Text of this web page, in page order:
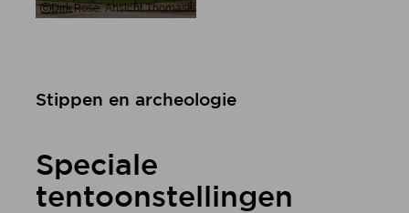
Dirk Rose, Ansicht Thomaskirche in Gelsenkirchen
Stippen en archeologie
Speciale
tentoonstellingen